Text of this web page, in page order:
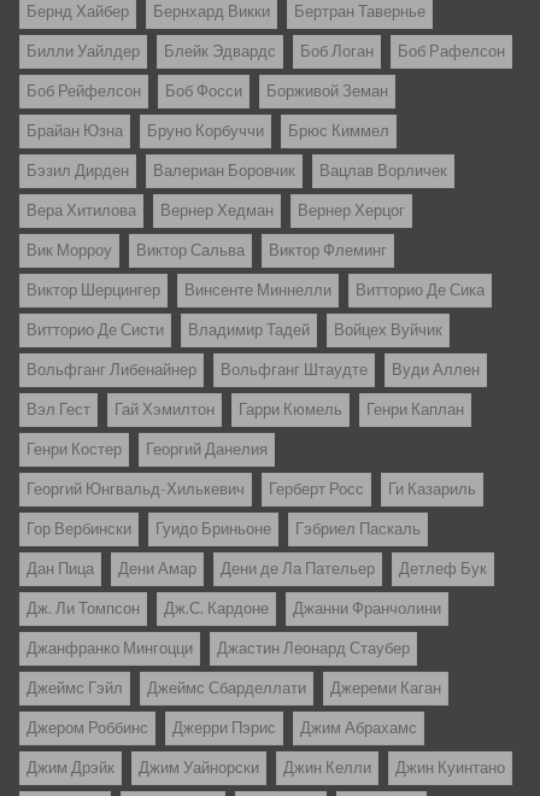
Бернд Хайбер Бернхард Викки Бертран Тавернье
Билли Уайлдер Блейк Эдвардс Боб Логан Боб Рафелсон
Боб Рейфелсон Боб Фосси Борживой Земан
Брайан Юзна Бруно Корбуччи Брюс Киммел
Бэзил Дирден Валериан Боровчик Вацлав Ворличек
Вера Хитилова Вернер Хедман Вернер Херцог
Вик Морроу Виктор Сальва Виктор Флеминг
Виктор Шерцингер Винсенте Миннелли Витторио Де Сика
Витторио Де Систи Владимир Тадей Войцех Вуйчик
Вольфганг Либенайнер Вольфганг Штаудте Вуди Аллен
Вэл Гест Гай Хэмилтон Гарри Кюмель Генри Каплан
Генри Костер Георгий Данелия
Георгий Юнгвальд-Хилькевич Герберт Росс Ги Казариль
Гор Вербински Гуидо Бриньоне Гэбриел Паскаль
Дан Пица Дени Амар Дени де Ла Пательер Детлеф Бук
Дж. Ли Томпсон Дж.С. Кардоне Джанни Франчолини
Джанфранко Мингоцци Джастин Леонард Стаубер
Джеймс Гэйл Джеймс Сбарделлати Джереми Каган
Джером Роббинс Джерри Пэрис Джим Абрахамс
Джим Дрэйк Джим Уайнорски Джин Келли Джин Куинтано